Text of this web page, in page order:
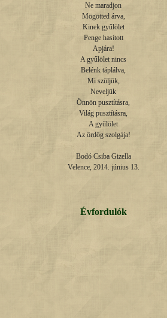
Ne maradjon
Mögötted árva,
Kinek gyűlölet
Penge hasított
Apjára!
A gyűlölet nincs
Belénk táplálva,
Mi szüljük,
Neveljük
Önnön pusztításra,
Világ pusztításra,
A gyűlölet
Az ördög szolgája!
Bodó Csiba Gizella
Velence, 2014. június 13.
Évfordulók